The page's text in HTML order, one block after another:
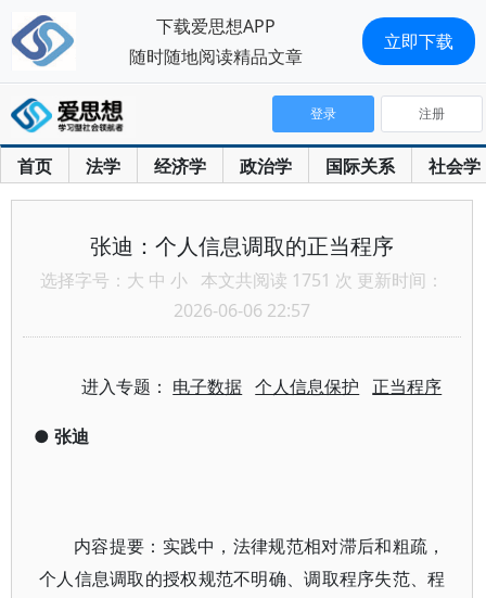
首页 法学 经济学 政治学 国际关系 社会学
登录 注册
张迪：个人信息调取的正当程序
选择字号： 大 中 小 本文共阅读 1751 次 更新时间：
2026-06-06 22:57
进入专题： 电子数据 个人信息保护 正当程序
● 张迪
内容提要：实践中，法律规范相对滞后和粗疏，
个人信息调取的授权规范不明确、调取程序失范、程
下载爱思想APP
随时随地阅读精品文章
立即下载